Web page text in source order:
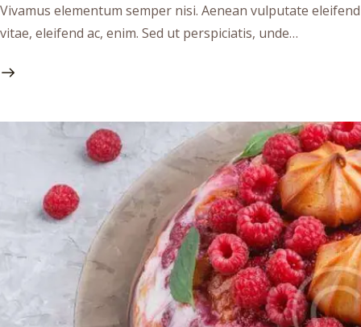
Vivamus elementum semper nisi. Aenean vulputate
vitae, eleifend ac, enim. Sed ut perspiciatis, unde…